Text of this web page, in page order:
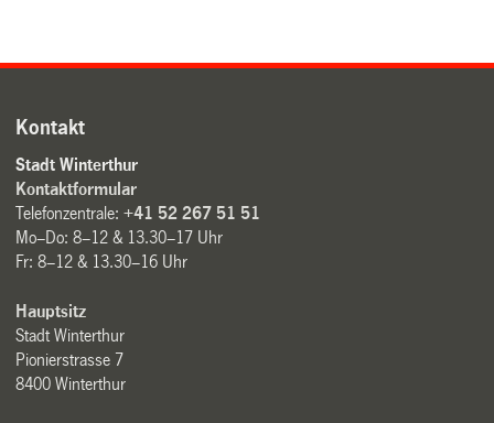
Kontakt
Stadt Winterthur
Kontaktformular
Telefonzentrale:+41 52 267 51 51
Mo–Do: 8–12 & 13.30–17 Uhr
Fr: 8–12 & 13.30–16 Uhr
Hauptsitz
Stadt Winterthur
Pionierstrasse 7
8400 Winterthur